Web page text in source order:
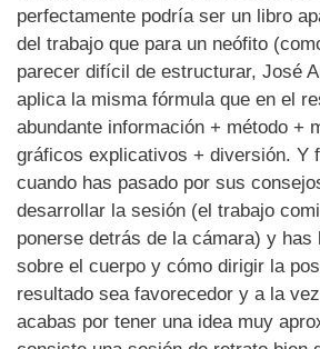
perfectamente podría ser un libro
del trabajo que para un neófito
parecer difícil de estructurar, José
aplica la misma fórmula que en el
abundante información + método +
gráficos explicativos + diversión. Y
cuando has pasado por sus
desarrollar la sesión (el trabajo
ponerse detrás de la cámara) y has
sobre el cuerpo y cómo dirigir la
resultado sea favorecedor y a la
acabas por tener una idea muy